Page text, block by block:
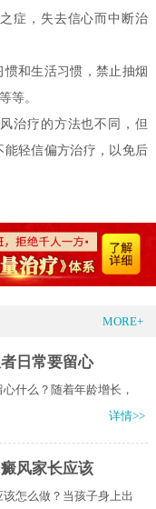
症，失去信心而中断治
和生活习惯，禁止抽烟
等。
治疗的方法也不同，但
轻信偏方治疗，以免后
MORE+
日常要留心
什么？随着年龄增长，
详情>>
风家长应该
怎么做？当孩子身上出